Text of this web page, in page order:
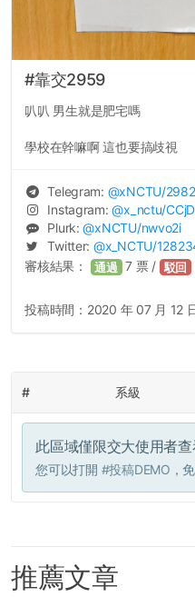
#靠交2959
叭叭 男生就是肥宅嗎
學校在幹嘛啊 這也要搞歧視
Telegram: @xNCTU/2982
Instagram:@x_nctu/
Plurk:@xNCTU/nwvo2i
Twitter: @x_NCTU/
審核結果： 通過 7 票 / 駁回
投稿時間： 2020 年 07 月 12
# 系級
此區域僅限交大使用者
您可以打開 #投稿DEMO ，
推薦文章